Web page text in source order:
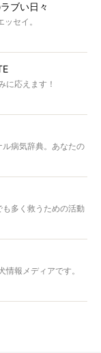
ブい日々
セイ。
に応えます！
病気辞典。あなたの
多く救うための活動
報メディアです。